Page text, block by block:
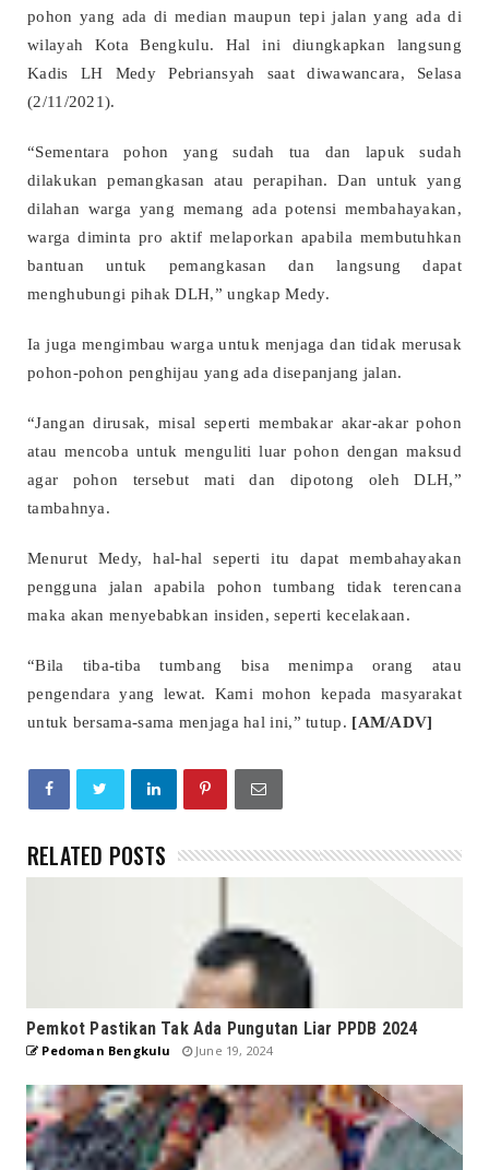
pohon yang ada di median maupun tepi jalan yang ada di
wilayah Kota Bengkulu. Hal ini diungkapkan langsung
Kadis LH Medy Pebriansyah saat diwawancara, Selasa
(2/11/2021).
“Sementara pohon yang sudah tua dan lapuk sudah
dilakukan pemangkasan atau perapihan. Dan untuk yang
dilahan warga yang memang ada potensi membahayakan,
warga diminta pro aktif melaporkan apabila membutuhkan
bantuan untuk pemangkasan dan langsung dapat
menghubungi pihak DLH,” ungkap Medy.
Ia juga mengimbau warga untuk menjaga dan tidak merusak
pohon-pohon penghijau yang ada disepanjang jalan.
“Jangan dirusak, misal seperti membakar akar-akar pohon
atau mencoba untuk menguliti luar pohon dengan maksud
agar pohon tersebut mati dan dipotong oleh DLH,”
tambahnya.
Menurut Medy, hal-hal seperti itu dapat membahayakan
pengguna jalan apabila pohon tumbang tidak terencana
maka akan menyebabkan insiden, seperti kecelakaan.
“Bila tiba-tiba tumbang bisa menimpa orang atau
pengendara yang lewat. Kami mohon kepada masyarakat
untuk bersama-sama menjaga hal ini,” tutup. [AM/ADV]
RELATED POSTS
Pemkot Pastikan Tak Ada Pungutan Liar PPDB 2024
Pedoman Bengkulu June 19, 2024